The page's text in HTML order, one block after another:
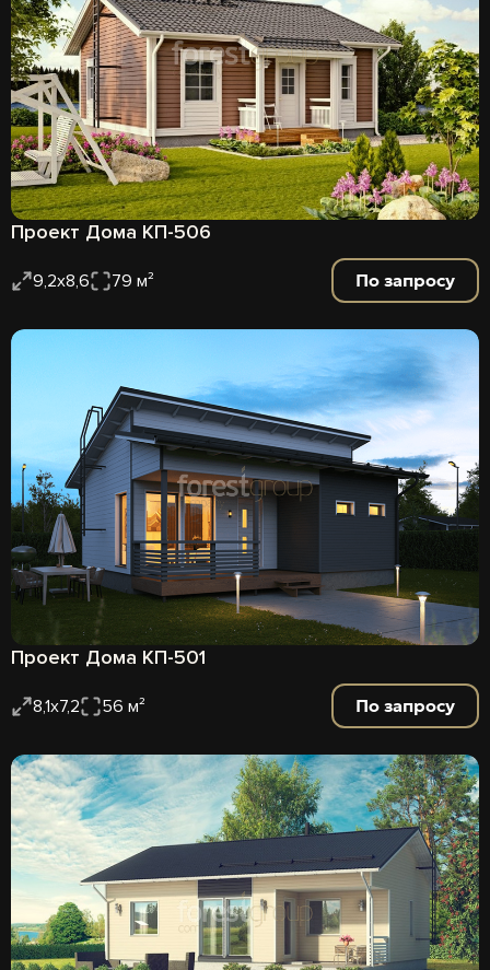
Проект Дома КП-506
9,2х8,6 79 м² По запросу
Проект Дома КП-501
8,1х7,2 56 м² По запросу